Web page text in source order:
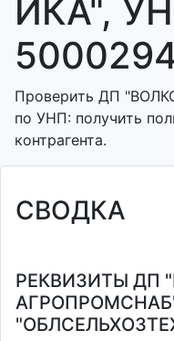
ИКА",
Проверить ДП
по УНП: получить
контрагента.
СВОДКА
РЕКВИЗИТЫ ДП